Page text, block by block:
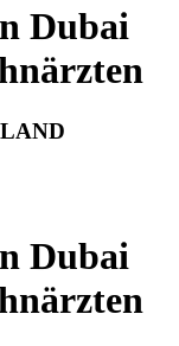
Dubai
Dubai